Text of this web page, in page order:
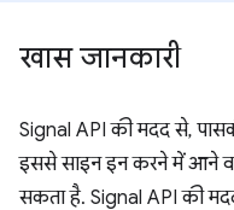
खास जानकारी
Signal API की मदद से,
इससे साइन इन करने में आने
सकता है. Signal API की मदद